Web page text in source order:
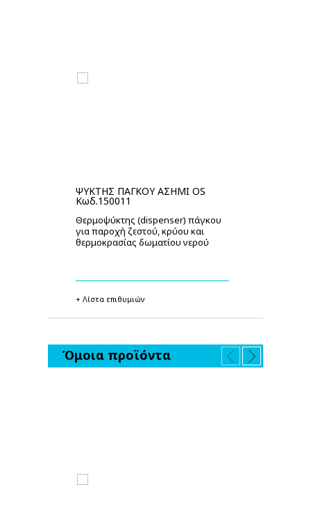
ΨΥΚΤΗΣ ΠΑΓΚΟΥ ΑΣΗΜΙ OS
Κωδ.150011
Θερμοψύκτης (dispenser) πάγκου
για παροχή ζεστού, κρύου και
θερμοκρασίας δωματίου νερού
+ Λίστα επιθυμιών
Όμοια προϊόντα